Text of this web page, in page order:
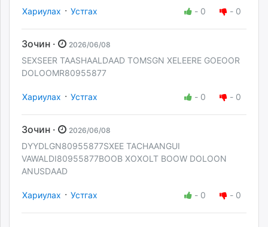
Хариулах · Устгах - 0 - 0
Зочин · 2026/06/08
SEXSEER TAASHAALDAAD TOMSGN XELEERE GOEOOR
DOLOOMR80955877
Хариулах · Устгах - 0 - 0
Зочин · 2026/06/08
DYYDLGN80955877SXEE TACHAANGUI
VAWALDI80955877BOOB XOXOLT BOOW DOLOON
ANUSDAAD
Хариулах · Устгах - 0 - 0